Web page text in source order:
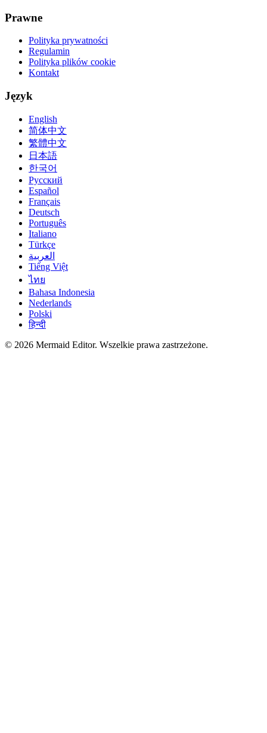
Prawne
Polityka prywatności
Regulamin
Polityka plików cookie
Kontakt
Język
English
简体中文
繁體中文
日本語
한국어
Русский
Español
Français
Deutsch
Português
Italiano
Türkçe
العربية
Tiếng Việt
ไทย
Bahasa Indonesia
Nederlands
Polski
हिन्दी
© 2026 Mermaid Editor. Wszelkie prawa zastrzeżone.